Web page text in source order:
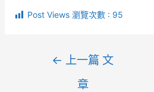
Post Views 瀏覽次數 : 95
← 上一篇 文
章